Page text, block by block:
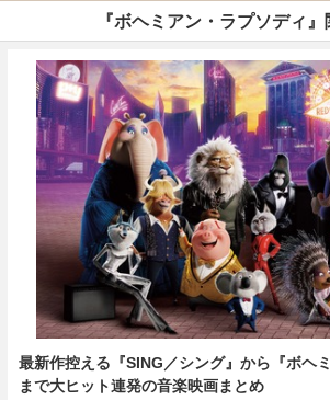
『ボヘミアン・ラプソディ
最新作控える『SING／シング』から『ボヘ
まで大ヒット連発の音楽映画まとめ